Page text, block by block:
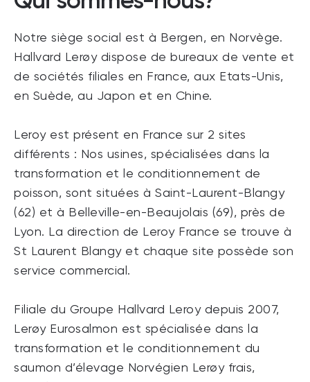
Notre siège social est à Bergen, en Norvège.
Hallvard Lerøy dispose de bureaux de vente et
de sociétés filiales en France, aux Etats-Unis,
en Suède, au Japon et en Chine.
Leroy est présent en France sur 2 sites
différents : Nos usines, spécialisées dans la
transformation et le conditionnement de
poisson, sont situées à Saint-Laurent-Blangy
(62) et à Belleville-en-Beaujolais (69), près de
Lyon. La direction de Leroy France se trouve à
St Laurent Blangy et chaque site possède son
service commercial.
Filiale du Groupe Hallvard Leroy depuis 2007,
Lerøy Eurosalmon est spécialisée dans la
transformation et le conditionnement du
saumon d’élevage Norvégien Lerøy frais,